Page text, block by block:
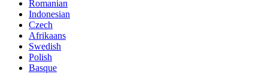
Romanian
Indonesian
Czech
Afrikaans
Swedish
Polish
Basque